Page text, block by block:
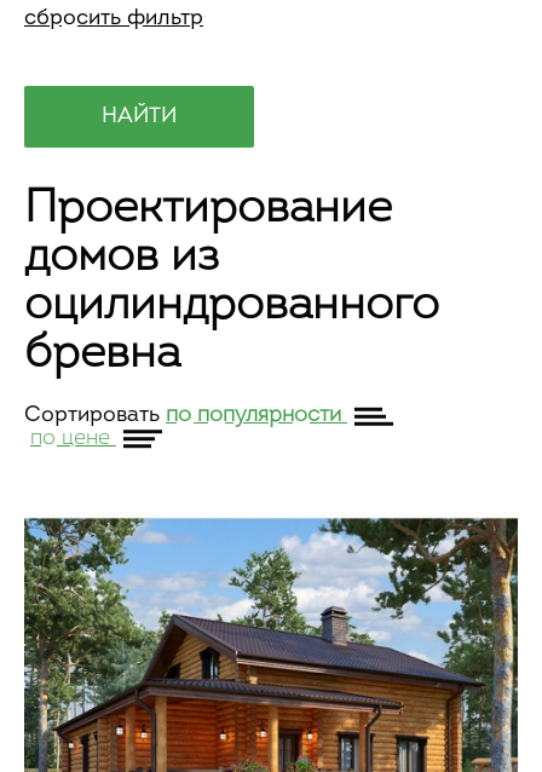
Проектирование
домов из
оцилиндрованного
бревна
Сортировать по популярности
по цене